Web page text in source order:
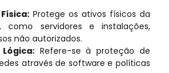
Protege os ativos físicos da
como servidores e instalações,
não autorizados.
Refere-se à proteção de
através de software e políticas